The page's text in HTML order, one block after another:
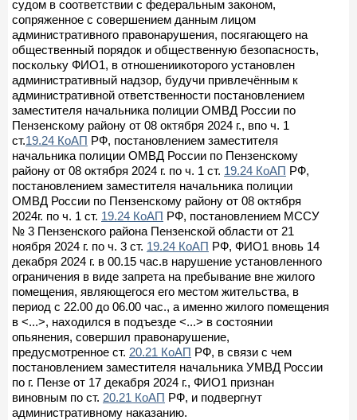
судом в соответствии с федеральным законом,
сопряженное с совершением данным лицом
административного правонарушения, посягающего на
общественный порядок и общественную безопасность,
поскольку ФИО1, в отношениикоторого установлен
административный надзор, будучи привлечённым к
административной ответственности постановлением
заместителя начальника полиции ОМВД России по
Пензенскому району от 08 октября 2024 г., впо ч. 1
ст.19.24 КоАП РФ, постановлением заместителя
начальника полиции ОМВД России по Пензенскому
району от 08 октября 2024 г. по ч. 1 ст. 19.24 КоАП РФ,
постановлением заместителя начальника полиции
ОМВД России по Пензенскому району от 08 октября
2024г. по ч. 1 ст. 19.24 КоАП РФ, постановлением МССУ
№ 3 Пензенского района Пензенской области от 21
ноября 2024 г. по ч. 3 ст. 19.24 КоАП РФ, ФИО1 вновь 14
декабря 2024 г. в 00.15 час.в нарушение установленного
ограничения в виде запрета на пребывание вне жилого
помещения, являющегося его местом жительства, в
период с 22.00 до 06.00 час., а именно жилого помещения
в <...>, находился в подъезде <...> в состоянии
опьянения, совершил правонарушение,
предусмотренное ст. 20.21 КоАП РФ, в связи с чем
постановлением заместителя начальника УМВД России
по г. Пензе от 17 декабря 2024 г., ФИО1 признан
виновным по ст. 20.21 КоАП РФ, и подвергнут
административному наказанию.